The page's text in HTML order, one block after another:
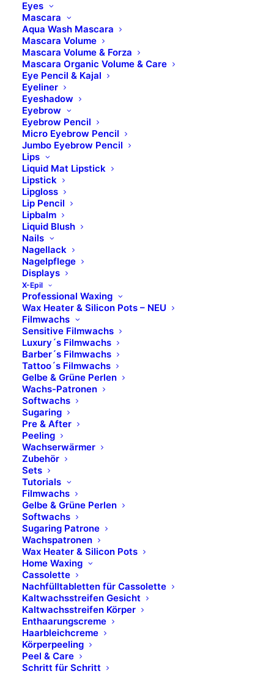
Eyes
Mascara
Aqua Wash Mascara
Mascara Volume
Mascara Volume & Forza
Mascara Organic Volume & Care
Eye Pencil & Kajal
Eyeliner
Eyeshadow
Eyebrow
Eyebrow Pencil
Micro Eyebrow Pencil
Jumbo Eyebrow Pencil
Lips
Liquid Mat Lipstick
Lipstick
Lipgloss
Lip Pencil
Lipbalm
Liquid Blush
Nails
Nagellack
Nagelpflege
Displays
X-Epil
Professional Waxing
Wax Heater & Silicon Pots – NEU
Filmwachs
Sensitive Filmwachs
Luxury´s Filmwachs
Barber´s Filmwachs
Tattoo´s Filmwachs
Gelbe & Grüne Perlen
Wachs-Patronen
Softwachs
Sugaring
Pre & After
Peeling
Wachserwärmer
Zubehör
Sets
Tutorials
Filmwachs
Gelbe & Grüne Perlen
Softwachs
Sugaring Patrone
Wachspatronen
Wax Heater & Silicon Pots
Home Waxing
Cassolette
Nachfülltabletten für Cassolette
Kaltwachsstreifen Gesicht
Kaltwachsstreifen Körper
Enthaarungscreme
Haarbleichcreme
Körperpeeling
Peel & Care
Schritt für Schritt
Speed-Levels auf
dem
anwenderspezifischen
Niveau.
D/A Needling
Pen
Aesthetic CONTROL